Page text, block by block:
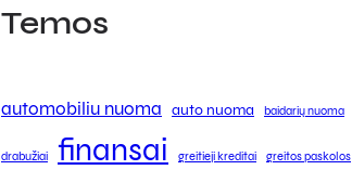
Temos
automobiliu nuoma auto nuoma baidarių nuoma
drabužiai finansai greitieji kreditai greitos paskolos